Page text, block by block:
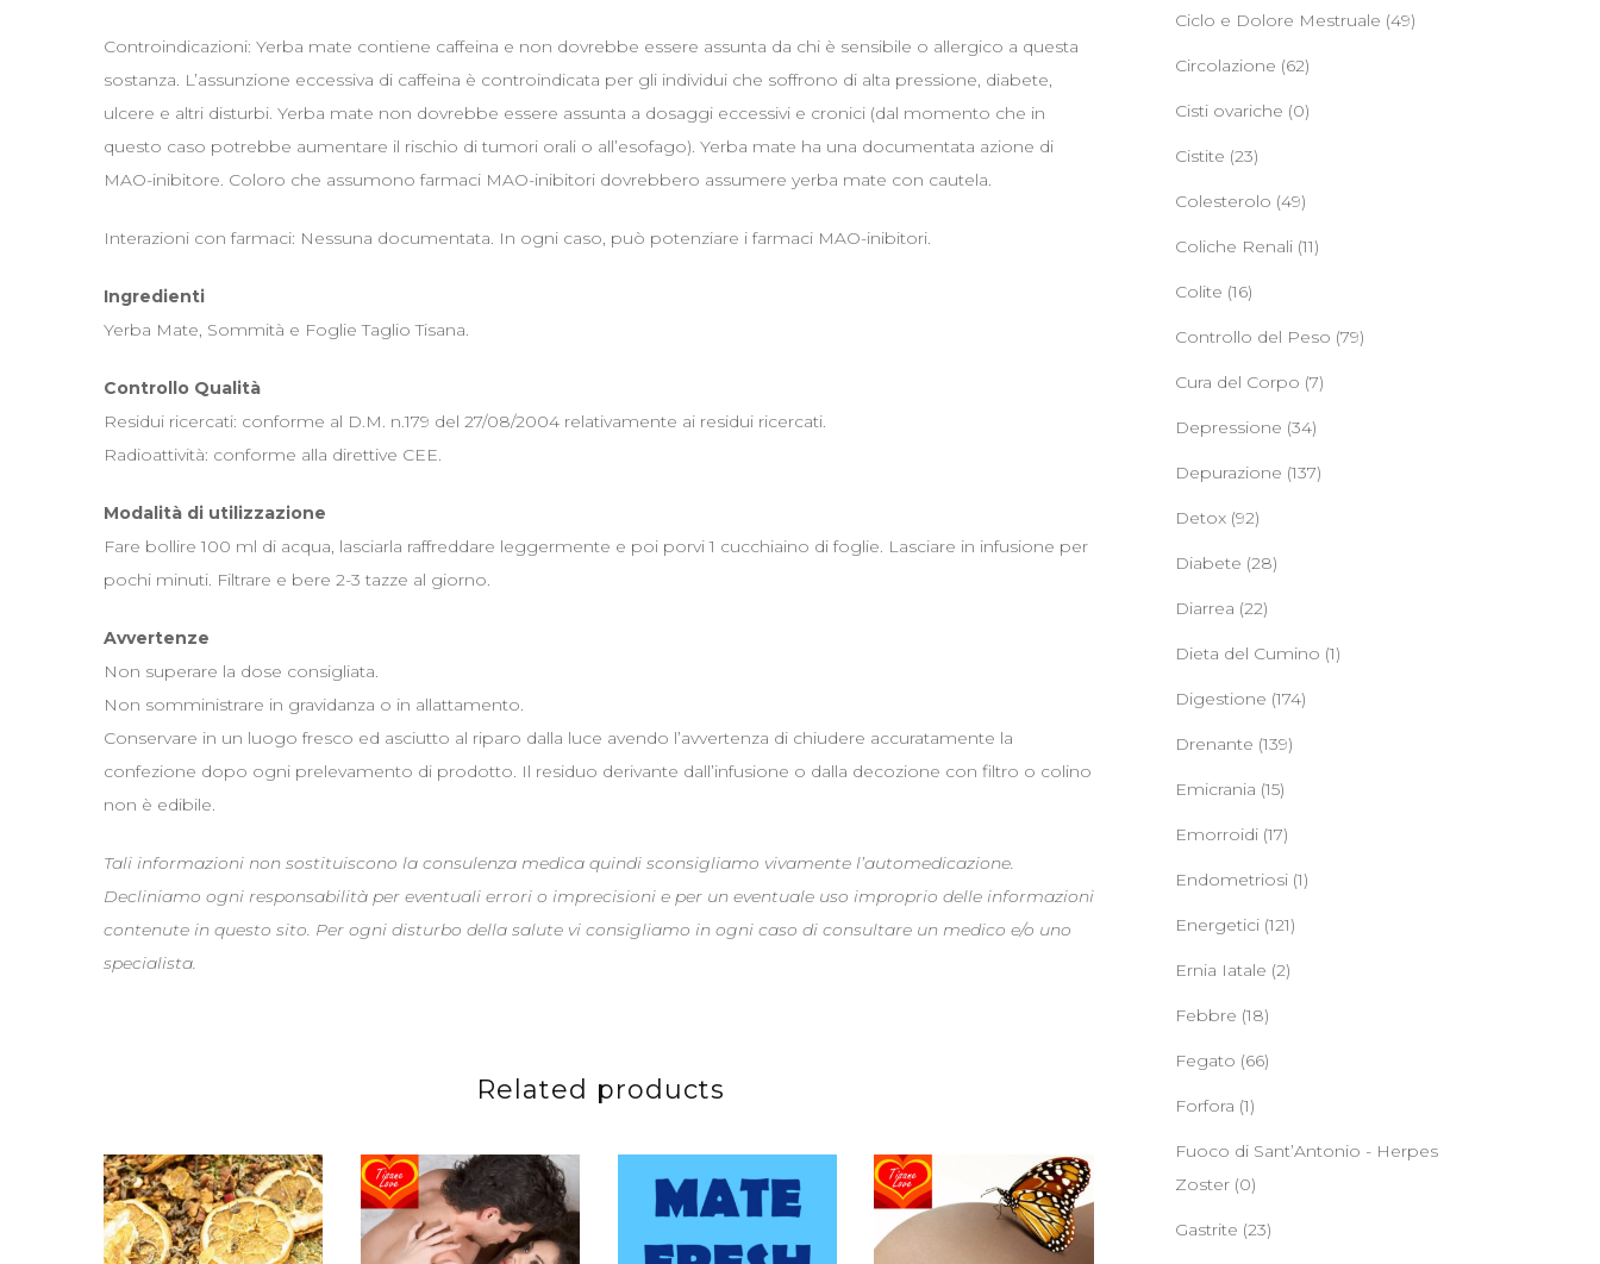
Controindicazioni: Yerba mate contiene caffeina e non dovrebbe essere assunta da chi è sensibile o allergico a questa
sostanza. L’assunzione eccessiva di caffeina è controindicata per gli individui che soffrono di alta pressione, diabete,
ulcere e altri disturbi. Yerba mate non dovrebbe essere assunta a dosaggi eccessivi e cronici (dal momento che in
questo caso potrebbe aumentare il rischio di tumori orali o all’esofago). Yerba mate ha una documentata azione di
MAO-inibitore. Coloro che assumono farmaci MAO-inibitori dovrebbero assumere yerba mate con cautela.
Interazioni con farmaci: Nessuna documentata. In ogni caso, può potenziare i farmaci MAO-inibitori.
Ingredienti
Yerba Mate, Sommità e Foglie Taglio Tisana.
Controllo Qualità
Residui ricercati: conforme al D.M. n.179 del 27/08/2004 relativamente ai residui ricercati.
Radioattività: conforme alla direttive CEE.
Modalità di utilizzazione
Fare bollire 100 ml di acqua, lasciarla raffreddare leggermente e poi porvi 1 cucchiaino di foglie. Lasciare in infusione per
pochi minuti. Filtrare e bere 2-3 tazze al giorno.
Avvertenze
Non superare la dose consigliata.
Non somministrare in gravidanza o in allattamento.
Conservare in un luogo fresco ed asciutto al riparo dalla luce avendo l’avvertenza di chiudere accuratamente la
confezione dopo ogni prelevamento di prodotto. Il residuo derivante dall’infusione o dalla decozione con filtro o colino
non è edibile.
Tali informazioni non sostituiscono la consulenza medica quindi sconsigliamo vivamente l’automedicazione.
Decliniamo ogni responsabilità per eventuali errori o imprecisioni e per un eventuale uso improprio delle informazioni
contenute in questo sito. Per ogni disturbo della salute vi consigliamo in ogni caso di consultare un medico e/o uno
specialista.
Related products
Ciclo e Dolore Mestruale (49)
Circolazione (62)
Cisti ovariche (0)
Cistite (23)
Colesterolo (49)
Coliche Renali (11)
Colite (16)
Controllo del Peso (79)
Cura del Corpo (7)
Depressione (34)
Depurazione (137)
Detox (92)
Diabete (28)
Diarrea (22)
Dieta del Cumino (1)
Digestione (174)
Drenante (139)
Emicrania (15)
Emorroidi (17)
Endometriosi (1)
Energetici (121)
Ernia Iatale (2)
Febbre (18)
Fegato (66)
Forfora (1)
Fuoco di Sant’Antonio - Herpes
Zoster (0)
Gastrite (23)